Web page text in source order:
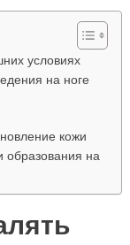
условиях
на ноге
кожи
образования на